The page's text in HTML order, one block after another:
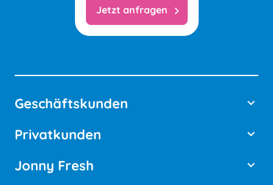
Jetzt anfragen chevron_right
Geschäftskunden keyboard_arrow_down
Privatkunden keyboard_arrow_down
Jonny Fresh keyboard_arrow_down